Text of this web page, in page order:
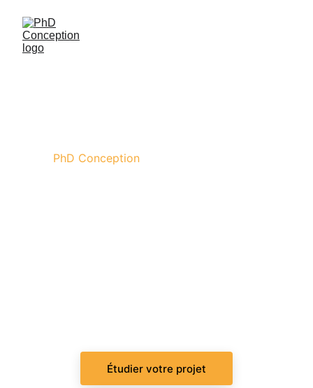
Étudier votre projet
PhD Conception